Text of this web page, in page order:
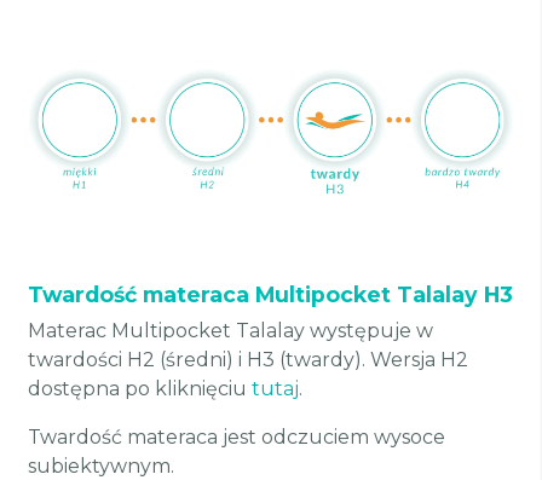
Twardość materaca Multipocket Talalay H3
Materac Multipocket Talalay występuje w
twardości H2 (średni) i H3 (twardy). Wersja H2
dostępna po kliknięciu tutaj.
Twardość materaca jest odczuciem wysoce
subiektywnym.